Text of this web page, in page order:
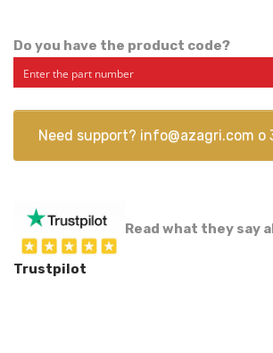
Do you have the product code?
Need support? info@azagri.com o
Read what they say
Trustpilot